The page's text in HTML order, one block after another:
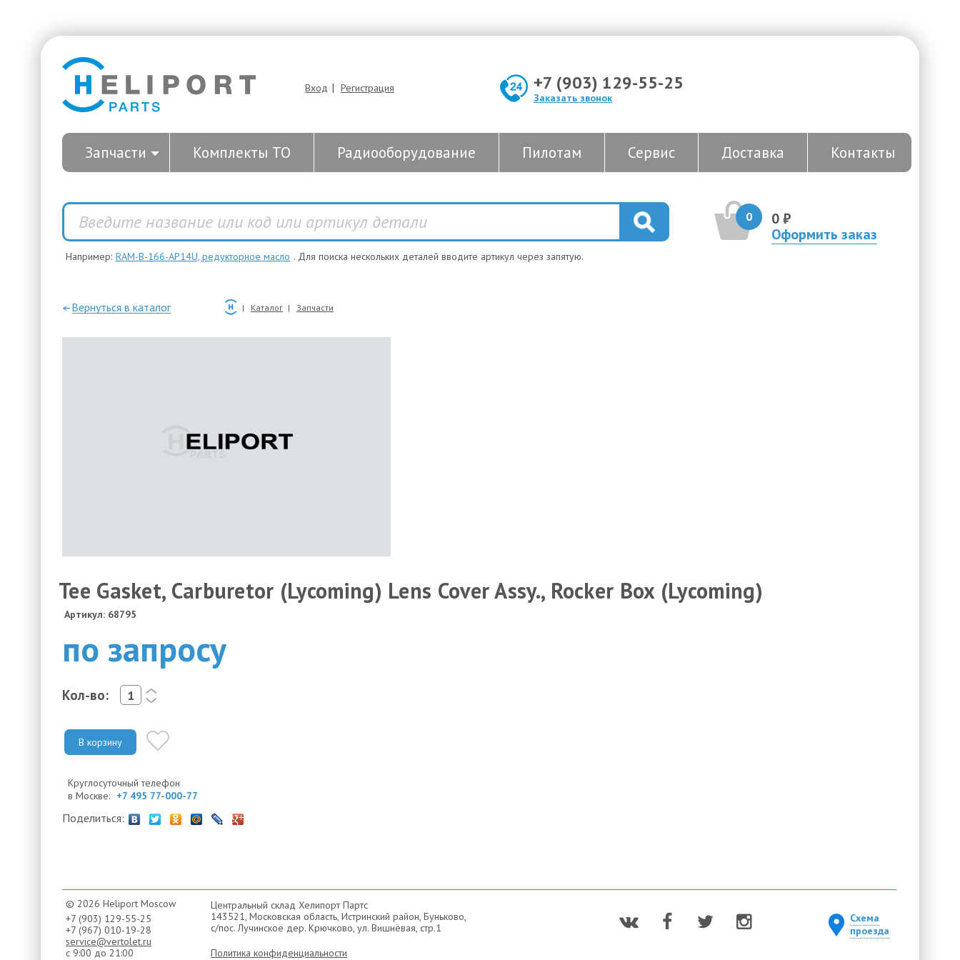
Вход | Регистрация +7 (903) 129-55-25
Заказать звонок
Запчасти Комплекты ТО Радиооборудование Пилотам Сервис Доставка Контакты
0
0 ₽
Оформить заказ
Например: RAM-B-166-AP14U, редукторное масло . Для поиска нескольких деталей вводите артикул через запятую.
—Вернуться в каталог Каталог Запчасти
Tee Gasket, Carburetor (Lycoming) Lens Cover Assy., Rocker Box (Lycoming)
Артикул: 68795
по запросу
Кол-во:
<
>
В корзину
Круглосуточный телефон
в Москве: +7 495 77-000-77
Поделиться:
© 2026 Heliport Moscow
+7 (903) 129-55-25
+7 (967) 010-19-28
service@vertolet.ru
с 9:00 до 21:00
Центральный склад Хелипорт Партс
143521, Московская область, Истринский район, Буньково,
с/пос. Лучинское дер. Крючково, ул. Вишнёвая, стр.1
Политика конфиденциальности
Схема
проезда